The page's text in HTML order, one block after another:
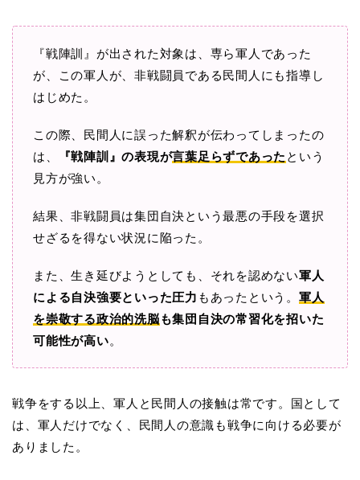
『戦陣訓』が出された対象は、専ら軍人であった
が、この軍人が、非戦闘員である民間人にも指導し
はじめた。
この際、民間人に誤った解釈が伝わってしまったの
は、
『戦陣訓』の表現が言葉足らずであった という
見方が強い。
結果、非戦闘員は集団自決という最悪の手段を選択
せざるを得ない状況に陥った。
また、生き延びようとしても、それを認めない軍人
による自決強要といった圧力 もあったという。 軍人
を崇敬する政治的洗脳も集団自決の常習化を招いた
可能性が高い。
戦争をする以上、軍人と民間人の接触は常です。国として
は、軍人だけでなく、民間人の意識も戦争に向ける必要が
ありました。